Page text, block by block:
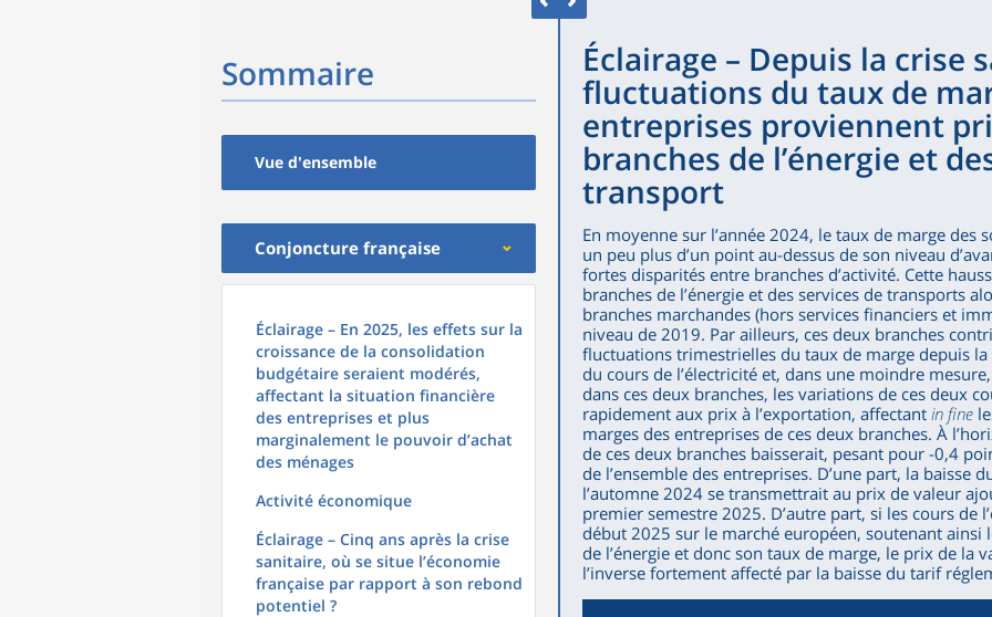
Sommaire
Vue d'ensemble
Conjoncture française
Éclairage – En 2025, les effets sur la
croissance de la consolidation
budgétaire seraient modérés,
affectant la situation financière
des entreprises et plus
marginalement le pouvoir d’achat
des ménages
Activité économique
Éclairage – Cinq ans après la crise
sanitaire, où se situe l’économie
française par rapport à son rebond
potentiel ?
Éclairage – Depuis la crise
fluctuations du taux de
entreprises proviennent
branches de l’énergie et
transport
En moyenne sur l’année 2024, le taux de marge des
un peu plus d’un point au-dessus de son niveau
fortes disparités entre branches d’activité. Cette
branches de l’énergie et des services de transports
branches marchandes (hors services financiers et
niveau de 2019. Par ailleurs, ces deux branches
fluctuations trimestrielles du taux de marge depuis
du cours de l’électricité et, dans une moindre
dans ces deux branches, les variations de ces deux
rapidement aux prix à l’exportation, affectant in fine
marges des entreprises de ces deux branches. À
de ces deux branches baisserait, pesant pour -0,4
de l’ensemble des entreprises. D’une part, la baisse
l’automne 2024 se transmettrait au prix de valeur
premier semestre 2025. D’autre part, si les cours de
début 2025 sur le marché européen, soutenant ainsi
de l’énergie et donc son taux de marge, le prix de la
l’inverse fortement affecté par la baisse du tarif